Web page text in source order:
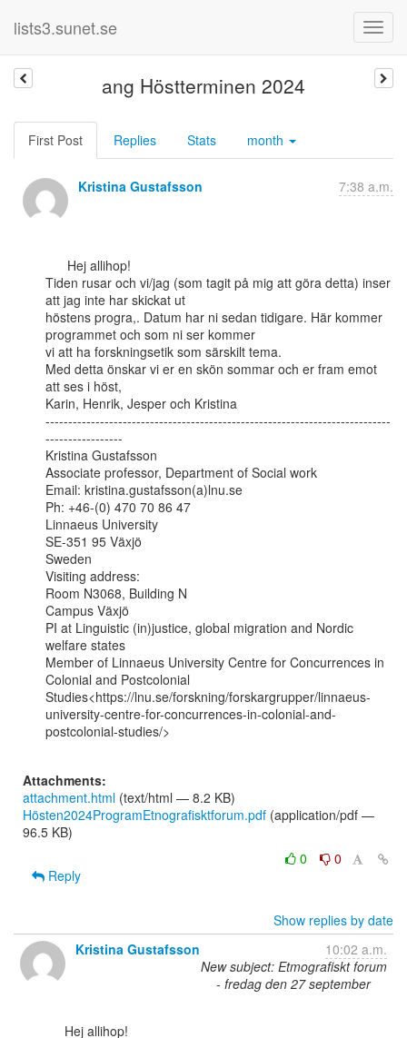
lists3.sunet.se
ang Höstterminen 2024
First Post Replies Stats month
Kristina Gustafsson 7:38 a.m.
Tiden rusar och vi/jag (som tagit på mig att göra detta) inser
att jag inte har skickat ut
höstens progra,. Datum har ni sedan tidigare. Här kommer
programmet och som ni ser kommer
vi att ha forskningsetik som särskilt tema.
Med detta önskar vi er en skön sommar och er fram emot
att ses i höst,
Karin, Henrik, Jesper och Kristina
----------------------------------------------------------------------------
-----------------
Kristina Gustafsson
Associate professor, Department of Social work
Email: kristina.gustafsson(a)lnu.se
Ph: +46-(0) 470 70 86 47
Linnaeus University
SE-351 95 Växjö
Sweden
Visiting address:
Room N3068, Building N
Campus Växjö
PI at Linguistic (in)justice, global migration and Nordic
welfare states
Member of Linnaeus University Centre for Concurrences in
Colonial and Postcolonial
Studies<https://lnu.se/forskning/forskargrupper/linnaeus-
university-centre-for-concurrences-in-colonial-and-
postcolonial-studies/>
Attachments:
attachment.html (text/html — 8.2 KB)
Hösten2024ProgramEtnografisktforum.pdf (application/pdf —
96.5 KB)
0
0
Reply
Show replies by date
Kristina Gustafsson
10:02 a.m.
New subject: Etmografiskt forum
- fredag den 27 september